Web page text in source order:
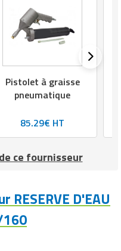
Pistolet à graisse
pneumatique
85.29€ HT
ce fournisseur
RESERVE D'EAU